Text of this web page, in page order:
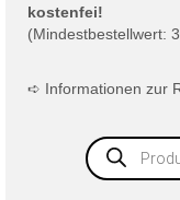
kostenfei!
(Mindestbestellwert:
➪ Informationen zur
Products
search